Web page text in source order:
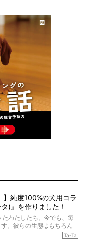
】純度100%の犬用コラ
)』を作りました！
わたしたち。今でも、毎
。彼らの生態はもちろん
も同じです。昔の犬は25年
Ta-Ta